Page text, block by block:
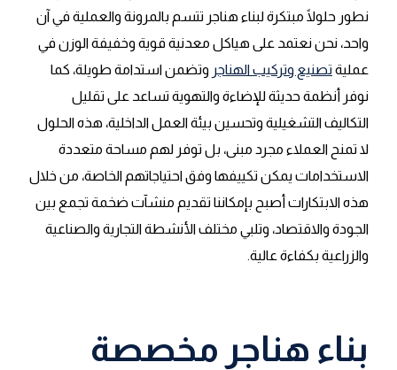
نطور حلولًا مبتكرة لبناء هناجر تتسم بالمرونة والعملية في آن
واحد، نحن نعتمد على هياكل معدنية قوية وخفيفة الوزن في
عملية تصنيع وتركيب الهناجر وتضمن استدامة طويلة، كما
نوفر أنظمة حديثة للإضاءة والتهوية تساعد على تقليل
التكاليف التشغيلية وتحسين بيئة العمل الداخلية، هذه الحلول
لا تمنح العملاء مجرد مبنى، بل توفر لهم مساحة متعددة
الاستخدامات يمكن تكييفها وفق احتياجاتهم الخاصة، من خلال
هذه الابتكارات أصبح بإمكاننا تقديم منشآت ضخمة تجمع بين
الجودة والاقتصاد، وتلبي مختلف الأنشطة التجارية والصناعية
والزراعية بكفاءة عالية.
بناء هناجر مخصصة